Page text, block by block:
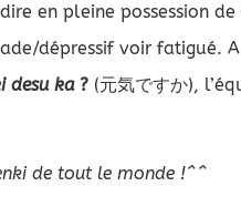
en pleine possession
dépressif voir fatigué. A
desu ka? (元気ですか),
de tout le monde !^^